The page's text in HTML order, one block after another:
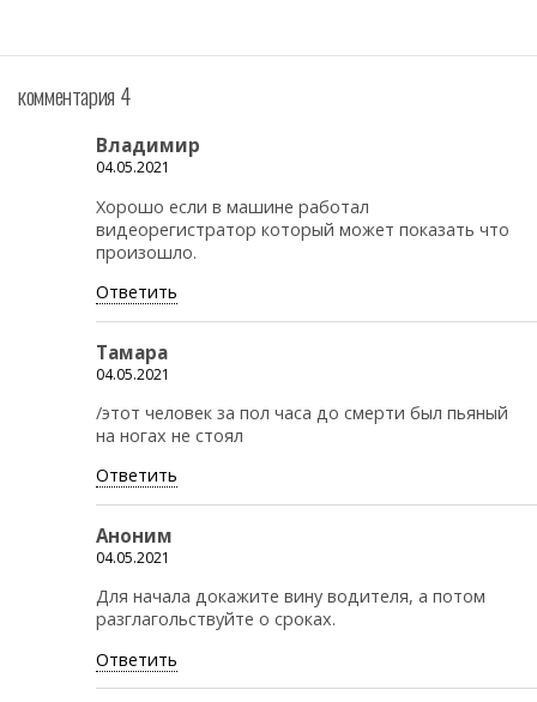
комментария 4
Владимир
04.05.2021
Хорошо если в машине работал
видеорегистратор который может показать что
произошло.
Ответить
Тамара
04.05.2021
/этот человек за пол часа до смерти был пьяный
на ногах не стоял
Ответить
Аноним
04.05.2021
Для начала докажите вину водителя, а потом
разглагольствуйте о сроках.
Ответить